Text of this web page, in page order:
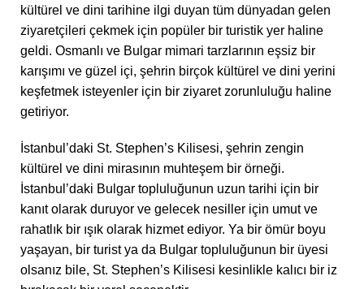
kültürel ve dini tarihine ilgi duyan tüm dünyadan gelen
ziyaretçileri çekmek için popüler bir turistik yer haline
geldi. Osmanlı ve Bulgar mimari tarzlarının eşsiz bir
karışımı ve güzel içi, şehrin birçok kültürel ve dini yerini
keşfetmek isteyenler için bir ziyaret zorunluluğu haline
getiriyor.
İstanbul’daki St. Stephen’s Kilisesi, şehrin zengin
kültürel ve dini mirasının muhteşem bir örneği.
İstanbul’daki Bulgar topluluğunun uzun tarihi için bir
kanıt olarak duruyor ve gelecek nesiller için umut ve
rahatlık bir ışık olarak hizmet ediyor. Ya bir ömür boyu
yaşayan, bir turist ya da Bulgar topluluğunun bir üyesi
olsanız bile, St. Stephen’s Kilisesi kesinlikle kalıcı bir iz